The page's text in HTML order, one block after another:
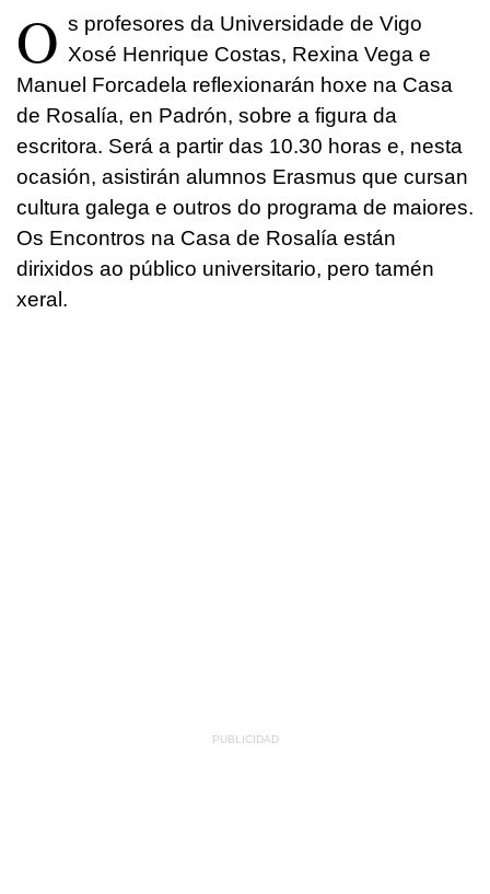
O s profesores da Universidade de Vigo
Xosé Henrique Costas, Rexina Vega e
Manuel Forcadela reflexionarán hoxe na Casa
de Rosalía, en Padrón, sobre a figura da
escritora. Será a partir das 10.30 horas e, nesta
ocasión, asistirán alumnos Erasmus que cursan
cultura galega e outros do programa de maiores.
Os Encontros na Casa de Rosalía están
dirixidos ao público universitario, pero tamén
xeral.